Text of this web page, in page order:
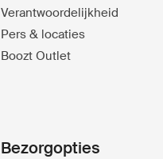
Verantwoordelijkheid
Pers & locaties
Boozt Outlet
Bezorgopties